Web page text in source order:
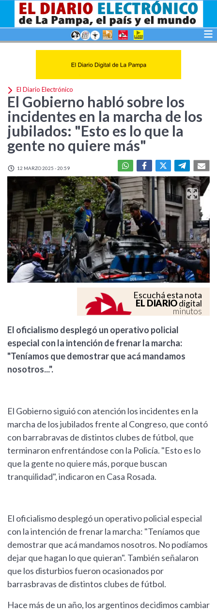
El Diario Electrónico
El Gobierno habló sobre los
incidentes en la marcha de los
jubilados: "Esto es lo que la
gente no quiere más"
12 MARZO 2025 - 20:59
Escuchá esta nota
EL DIARIOdigital
minutos
El oficialismo desplegó un operativo policial
especial con la intención de frenar la marcha:
"Teníamos que demostrar que acá mandamos
nosotros...".
El Gobierno siguió con atención los incidentes en la
marcha de los jubilados frente al Congreso, que contó
con barrabravas de distintos clubes de fútbol, que
terminaron enfrentándose con la Policía. "Esto es lo
que la gente no quiere más, porque buscan
tranquilidad", indicaron en Casa Rosada.
El oficialismo desplegó un operativo policial especial
con la intención de frenar la marcha: "Teníamos que
demostrar que acá mandamos nosotros. No podíamos
dejar que hagan lo que quieran". También señalaron
que los disturbios fueron ocasionados por
barrasbravas de distintos clubes de fútbol.
Hace más de un año, los argentinos decidimos cambiar